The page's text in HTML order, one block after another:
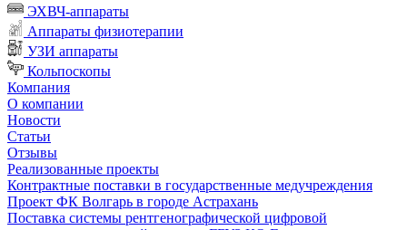
ЭХВЧ-аппараты
Аппараты физиотерапии
УЗИ аппараты
Кольпоскопы
Компания
О компании
Новости
Статьи
Отзывы
Реализованные проекты
Контрактные поставки в государственные медучреждения
Проект ФК Волгарь в городе Астрахань
Поставка системы рентгенографической цифровой